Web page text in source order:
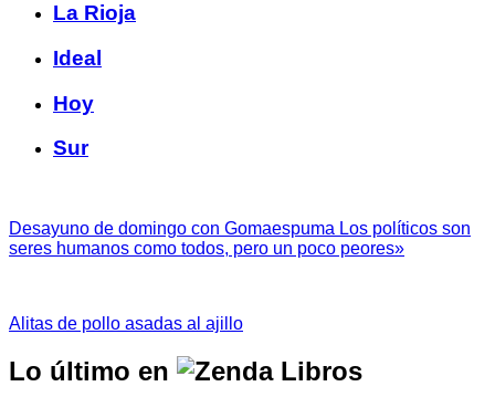
La Rioja
Ideal
Hoy
Sur
Desayuno de domingo con Gomaespuma Los políticos son
seres humanos como todos, pero un poco peores»
Alitas de pollo asadas al ajillo
Lo último en